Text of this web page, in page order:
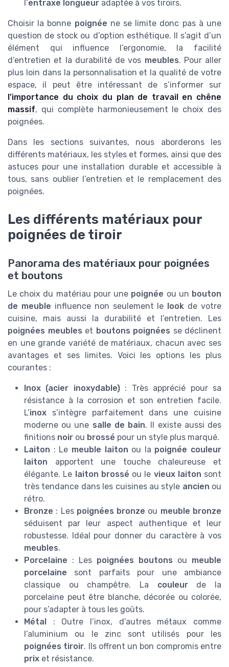
l’entraxe longueur adaptée à vos tiroirs.
Choisir la bonne poignée ne se limite donc pas à une
question de stock ou d’option esthétique. Il s’agit d’un
élément qui influence l’ergonomie, la facilité
d’entretien et la durabilité de vos meubles. Pour aller
plus loin dans la personnalisation et la qualité de votre
espace, il peut être intéressant de s’informer sur
l’importance du choix du plan de travail en chêne
massif, qui complète harmonieusement le choix des
poignées.
Dans les sections suivantes, nous aborderons les
différents matériaux, les styles et formes, ainsi que des
astuces pour une installation durable et accessible à
tous, sans oublier l’entretien et le remplacement des
poignées.
Les différents matériaux pour
poignées de tiroir
Panorama des matériaux pour poignées
et boutons
Le choix du matériau pour une poignée ou un bouton
de meuble influence non seulement le look de votre
cuisine, mais aussi la durabilité et l’entretien. Les
poignées meubles et boutons poignées se déclinent
en une grande variété de matériaux, chacun avec ses
avantages et ses limites. Voici les options les plus
courantes :
Inox (acier inoxydable): Très apprécié pour sa
résistance à la corrosion et son entretien facile.
L’inox s’intègre parfaitement dans une cuisine
moderne ou une salle de bain. Il existe aussi des
finitions noir ou brossé pour un style plus marqué.
Laiton : Le meuble laiton ou la poignée couleur
laiton apportent une touche chaleureuse et
élégante. Le laiton brossé ou le vieux laiton sont
très tendance dans les cuisines au style ancien ou
rétro.
Bronze : Les poignées bronze ou meuble bronze
séduisent par leur aspect authentique et leur
robustesse. Idéal pour donner du caractère à vos
meubles.
Porcelaine : Les poignées boutons ou meuble
porcelaine sont parfaits pour une ambiance
classique ou champêtre. La couleurde la
porcelaine peut être blanche, décorée ou colorée,
pour s’adapter à tous les goûts.
Métal : Outre l’inox, d’autres métaux comme
l’aluminium ou le zinc sont utilisés pour les
poignées tiroir. Ils offrent un bon compromis entre
prix et résistance.